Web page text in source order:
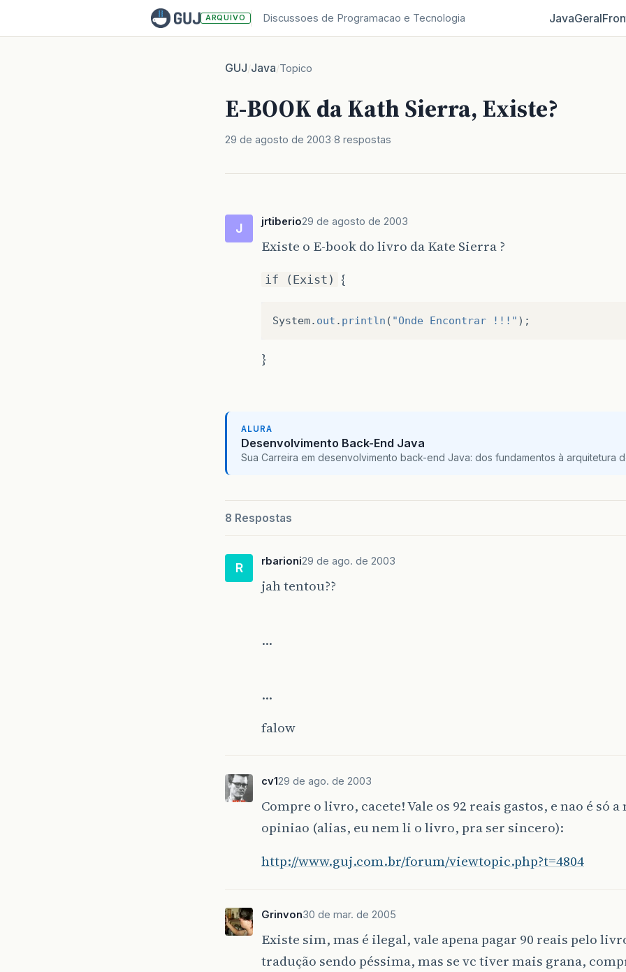
ARQUIVO Discussoes de Programacao e Tecnologia JavaGeral
GUJ/Java/Topico
E-BOOK da Kath Sierra, Existe?
29 de agosto de 2003 8 respostas
J jrtiberio29 de agosto de 2003
Existe o E-book do livro da Kate Sierra ?
if (Exist) {
System. out . println ( "Onde Encontrar !!!" );
}
ALURA
Desenvolvimento Back-End Java
Sua Carreira em desenvolvimento back-end Java: dos fundamentos à arquitetura
8 Respostas
R rbarioni29 de ago. de 2003
jah tentou??
…
…
falow
cv129 de ago. de 2003
Compre o livro, cacete! Vale os 92 reais gastos, e nao é só
opiniao (alias, eu nem li o livro, pra ser sincero):
http://www.guj.com.br/forum/viewtopic.php?t=4804
Grinvon30 de mar. de 2005
Existe sim, mas é ilegal, vale apena pagar 90 reais pelo
tradução sendo péssima, mas se vc tiver mais grana,